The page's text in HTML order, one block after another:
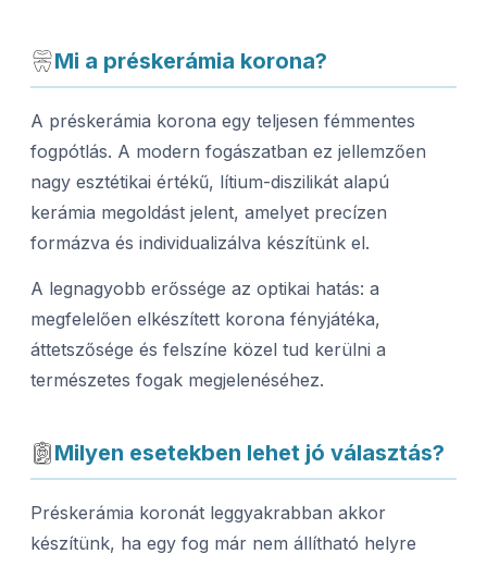
Mi a préskerámia korona?
A préskerámia korona egy teljesen fémmentes
fogpótlás. A modern fogászatban ez jellemzően
nagy esztétikai értékű, lítium-diszilikát alapú
kerámia megoldást jelent, amelyet precízen
formázva és individualizálva készítünk el.
A legnagyobb erőssége az optikai hatás: a
megfelelően elkészített korona fényjátéka,
áttetszősége és felszíne közel tud kerülni a
természetes fogak megjelenéséhez.
Milyen esetekben lehet jó választás?
Préskerámia koronát leggyakrabban akkor
készítünk, ha egy fog már nem állítható helyre